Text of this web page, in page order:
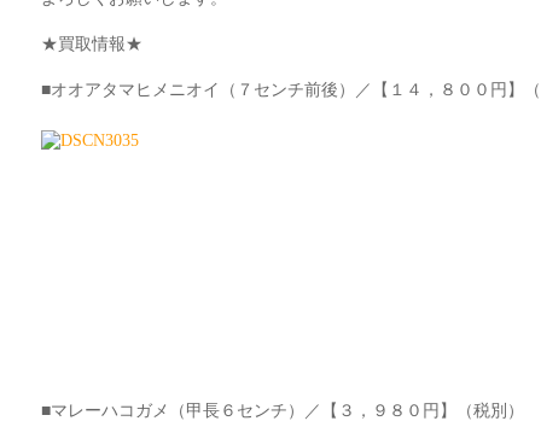
★買取情報★
■オオアタマヒメニオイ（７センチ前後）／【１４，８００円】
■マレーハコガメ（甲長６センチ）／【３，９８０円】（税別）